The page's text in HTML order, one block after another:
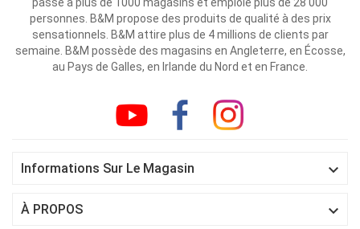
personnes. B&M propose des produits de qualité à des prix
sensationnels. B&M attire plus de 4 millions de clients par
semaine. B&M possède des magasins en Angleterre, en Écosse,
au Pays de Galles, en Irlande du Nord et en France.
Informations Sur Le Magasin 
À PROPOS 